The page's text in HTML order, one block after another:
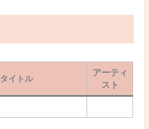
タイトル
アーティ
スト